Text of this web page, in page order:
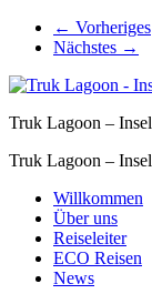
← Vorheriges
Nächstes →
Truk Lagoon – Insel
Truk Lagoon – Insel
Willkommen
Über uns
Reiseleiter
ECO Reisen
News